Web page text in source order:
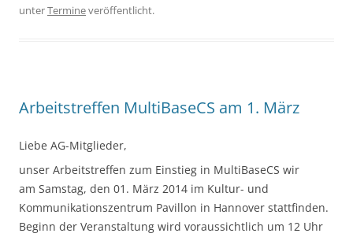
unterTermineveröffentlicht.
Arbeitstreffen MultiBaseCS am 1. März
Liebe AG-Mitglieder,
unser Arbeitstreffen zum Einstieg in MultiBaseCS wir
am Samstag, den 01. März 2014 im Kultur- und
Kommunikationszentrum Pavillon in Hannover stattfinden.
Beginn der Veranstaltung wird voraussichtlich um 12 Uhr